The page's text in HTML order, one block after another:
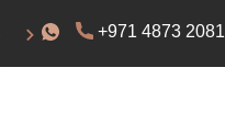
TDS+971 4873 2081